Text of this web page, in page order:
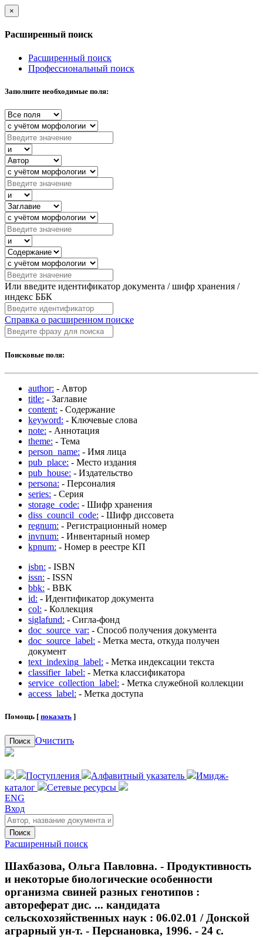
×
Расширенный поиск
Расширенный поиск
Профессиональный поиск
Заполните необходимые поля:
Или введите идентификатор документа / шифр хранения /
индекс ББК
Справка о расширенном поиске
Поисковые поля:
author: - Автор
title: - Заглавие
content: - Содержание
keyword: - Ключевые слова
note: - Аннотация
theme: - Тема
person_name: - Имя лица
pub_place: - Место издания
pub_house: - Издательство
persona: - Персоналия
series: - Серия
storage_code: - Шифр хранения
diss_council_code: - Шифр диссовета
regnum: - Регистрационный номер
invnum: - Инвентарный номер
kpnum: - Номер в реестре КП
isbn: - ISBN
issn: - ISSN
bbk: - BBK
id: - Идентификатор документа
col: - Коллекция
siglafund: - Сигла-фонд
doc_source_var: - Способ получения документа
doc_source_label: - Метка места, откуда получен
документ
text_indexing_label: - Метка индексации текста
classifier_label: - Метка классификатора
service_collection_label: - Метка служебной коллекции
access_label: - Метка доступа
Помощь [ показать ]
Поиск Очистить
Поступления Алфавитный указатель
Имидж-
каталог
Сетевые ресурсы
ENG
Вход
Поиск
Расширенный поиск
Шахбазова, Ольга Павловна. - Продуктивность
и некоторые биологические особенности
организма свиней разных генотипов :
автореферат дис. ... кандидата
сельскохозяйственных наук : 06.02.01 / Донской
аграрный ун-т. - Персиановка, 1996. - 24 с.